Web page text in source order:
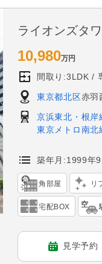
ライオンズタ
10,980万円
間取り:3LDK
東京都北区赤羽
京浜東北・根岸
東京メトロ南北
築年月:1999年9
角部屋 リ
宅配BOX
見学予約